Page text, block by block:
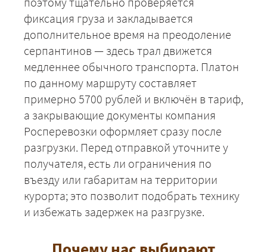
фиксация груза и закладывается
дополнительное время на преодоление
серпантинов — здесь трал движется
медленнее обычного транспорта. Платон
по данному маршруту составляет
примерно 5700 рублей и включён в тариф,
а закрывающие документы компания
Росперевозки оформляет сразу после
разгрузки. Перед отправкой уточните у
получателя, есть ли ограничения по
въезду или габаритам на территории
курорта; это позволит подобрать технику
и избежать задержек на разгрузке.
ЗАКАЗАТЬ